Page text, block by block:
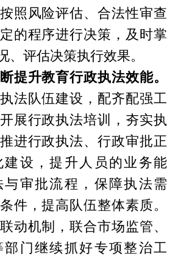
照风险评估、合法性审查
的程序进行决策，及时掌
、评估决策执行效果。
提升教育行政执法效能。
法队伍建设，配齐配强工
展行政执法培训，夯实执
进行政执法、行政审批正
设，提升人员的业务能
与审批流程，保障执法需
件，提高队伍整体素质。
动机制，联合市场监管、
门继续抓好专项整治工